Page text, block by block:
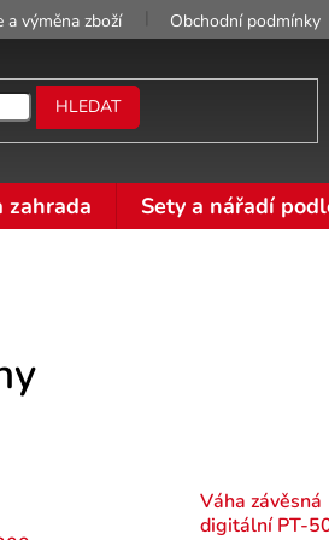
a výměna zboží Obchodní podmínky
HLEDAT
zahrada Sety a nářadí
Váha závěsná
digitální PT-